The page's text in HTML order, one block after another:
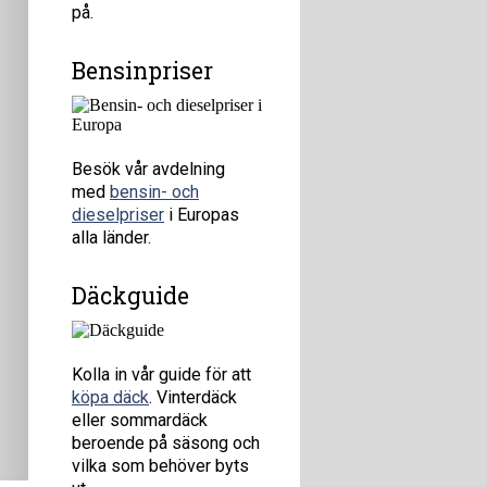
på.
Bensinpriser
Besök vår avdelning
med bensin- och
dieselpriser i Europas
alla länder.
Däckguide
Kolla in vår guide för att
köpa däck. Vinterdäck
eller sommardäck
beroende på säsong och
vilka som behöver byts